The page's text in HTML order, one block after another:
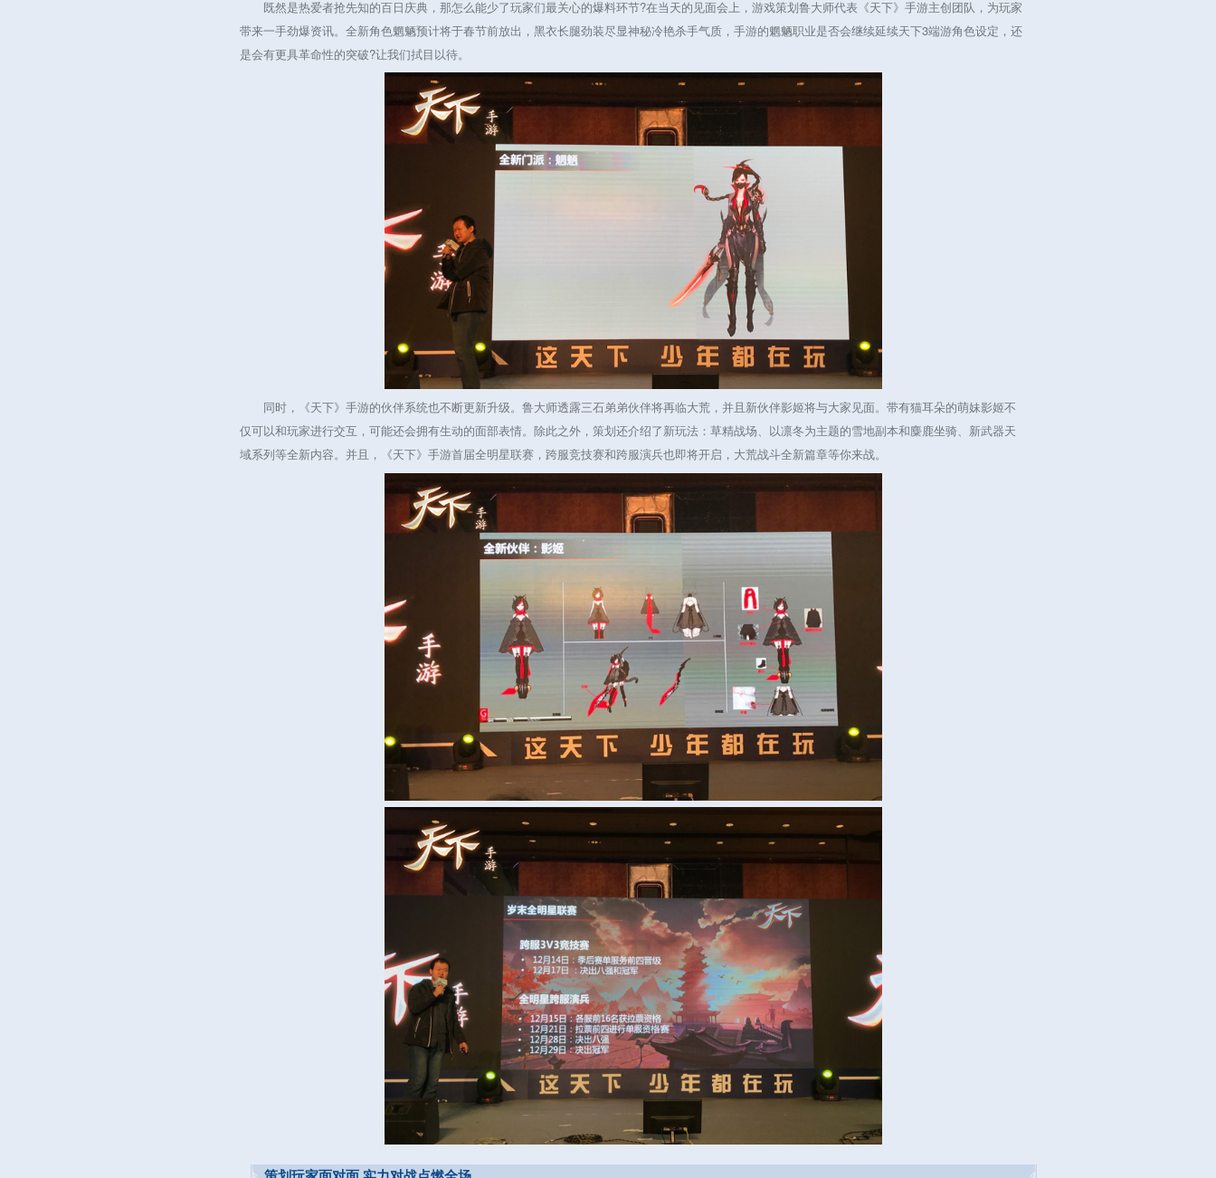
既然是热爱者抢先知的百日庆典，那怎么能少了玩家们最关心的爆料环节?在当天的见面会上，游戏策划鲁大师代表《天下》手游主创团队，为玩家
带来一手劲爆资讯。全新角色魍魉预计将于春节前放出，黑衣长腿劲装尽显神秘冷艳杀手气质，手游的魍魉职业是否会继续延续天下3端游角色设定，还
是会有更具革命性的突破?让我们拭目以待。
同时，《天下》手游的伙伴系统也不断更新升级。鲁大师透露三石弟弟伙伴将再临大荒，并且新伙伴影姬将与大家见面。带有猫耳朵的萌妹影姬不
仅可以和玩家进行交互，可能还会拥有生动的面部表情。除此之外，策划还介绍了新玩法：草精战场、以凛冬为主题的雪地副本和麋鹿坐骑、新武器天
域系列等全新内容。并且，《天下》手游首届全明星联赛，跨服竞技赛和跨服演兵也即将开启，大荒战斗全新篇章等你来战。